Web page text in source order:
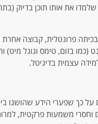
קבוצות שלמדו את אותו תוכן בדיוק
פרונטלית, קבוצה
(כמו בזום, טימס וגוגל מיט)
עצמית בדיגיטל.
כך שפערי הידע שהושגו
וחסרי משמעות פרקטית,